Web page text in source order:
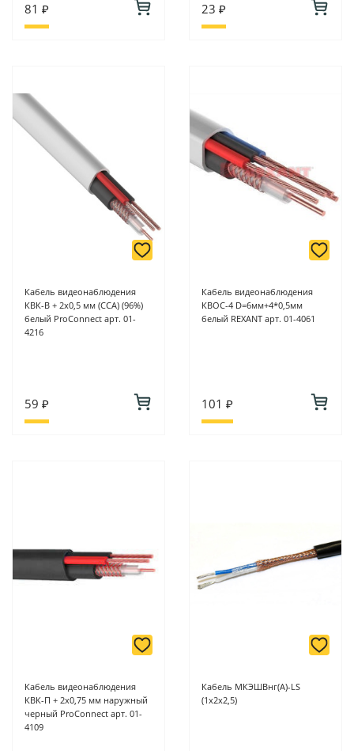
81 ₽ 23 ₽
Кабель видеонаблюдения
КВК-В + 2х0,5 мм (ССА) (96%)
белый ProConnect арт. 01-
4216
59 ₽
Кабель видеонаблюдения
КВОС-4 D=6мм+4*0,5мм
белый REXANT арт. 01-4061
101 ₽
Кабель видеонаблюдения
КВК-П + 2х0,75 мм наружный
черный ProConnect арт. 01-
4109
Кабель МКЭШВнг(А)-LS
(1х2х2,5)